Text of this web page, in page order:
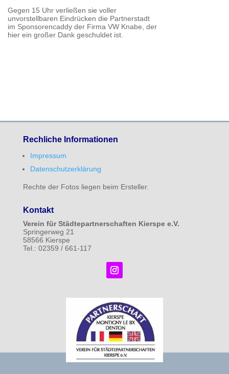
Gegen 15 Uhr verließen sie voller
unvorstellbaren Eindrücken die Partnerstadt
im Sponsorencaddy der Firma VW Knabe, der
hier ein großer Dank geschuldet ist.
Rechliche Informationen
Impressum
Datenschutzerklärung
Rechte der Fotos liegen beim Ersteller.
Kontakt
Verein für Städtepartnerschaften Kierspe e.V.
Springerweg 21
58566 Kierspe
Tel.: 02359 / 661-117